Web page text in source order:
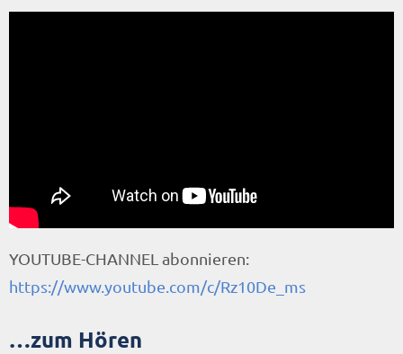
...zum Anschauen
Meine nächsten Events
August 2020
Die #RZ10Lieblinks
YOUTUBE-CHANNEL abonnieren:
https://www.youtube.com/c/Rz10De_ms
…zum Hören